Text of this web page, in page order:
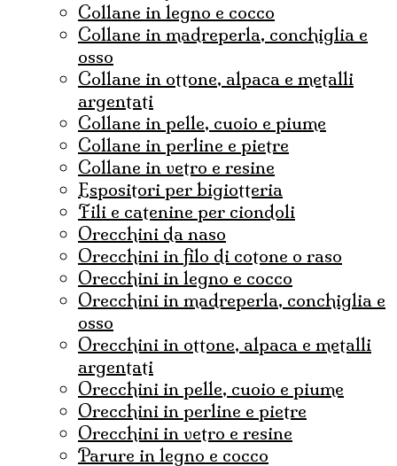
collane in legno e cocco
collane in madreperla, conchiglia e
osso
collane in ottone, alpaca e metalli
argentati
collane in pelle, cuoio e piume
collane in perline e pietre
collane in vetro e resine
espositori per bigiotteria
fili e catenine per ciondoli
Orecchini da naso
orecchini in filo di cotone o raso
orecchini in legno e cocco
orecchini in madreperla, conchiglia e
osso
orecchini in ottone, alpaca e metalli
argentati
orecchini in pelle, cuoio e piume
orecchini in perline e pietre
orecchini in vetro e resine
parure in legno e cocco